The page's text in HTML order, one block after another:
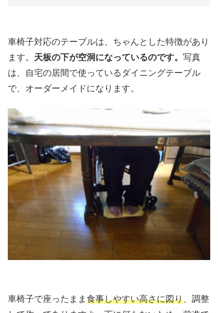
車椅子対応のテーブルは、ちゃんとした特徴があり
ます。 天板の下が空洞になっているのです。 写真
は、自宅の居間で使っているダイニングテーブル
で、オーダーメイドになります。
車椅子で座ったまま 食事しやすい高さに図り、調整